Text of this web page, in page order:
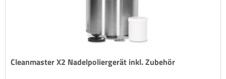
Cleanmaster X2 Nadelpoliergerät inkl. Zubehör